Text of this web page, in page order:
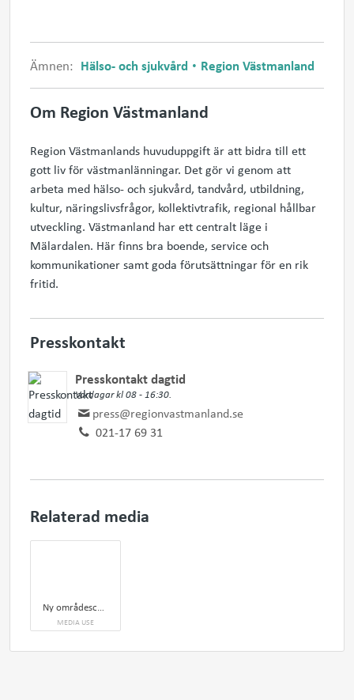
Ämnen: Hälso- och sjukvård Region Västmanland
Om Region Västmanland
Region Västmanlands huvuduppgift är att bidra till ett
gott liv för västmanlänningar. Det gör vi genom att
arbeta med hälso- och sjukvård, tandvård, utbildning,
kultur, näringslivsfrågor, kollektivtrafik, regional hållbar
utveckling. Västmanland har ett centralt läge i
Mälardalen. Här finns bra boende, service och
kommunikationer samt goda förutsättningar för en rik
fritid.
Presskontakt
Presskontakt dagtid
Vardagar kl 08 - 16:30.
press@regionvastmanland.se
021-17 69 31
Relaterad media
Ny områdeschef för akutsjukvården
MEDIA USE